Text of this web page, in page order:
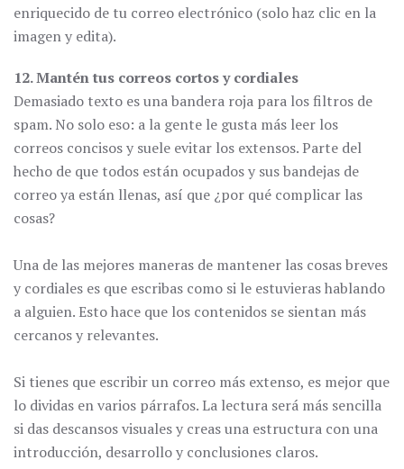
enriquecido de tu correo electrónico (solo haz clic en la
imagen y edita).
12. Mantén tus correos cortos y cordiales
Demasiado texto es una bandera roja para los filtros de
spam. No solo eso: a la gente le gusta más leer los
correos concisos y suele evitar los extensos. Parte del
hecho de que todos están ocupados y sus bandejas de
correo ya están llenas, así que ¿por qué complicar las
cosas?
Una de las mejores maneras de mantener las cosas breves
y cordiales es que escribas como si le estuvieras hablando
a alguien. Esto hace que los contenidos se sientan más
cercanos y relevantes.
Si tienes que escribir un correo más extenso, es mejor que
lo dividas en varios párrafos. La lectura será más sencilla
si das descansos visuales y creas una estructura con una
introducción, desarrollo y conclusiones claros.